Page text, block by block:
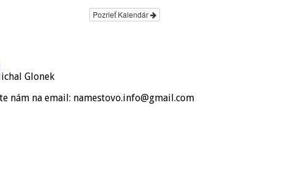
Pozrieť Kalendár
Glonek
nám na email: namestovo.info@gmail.com